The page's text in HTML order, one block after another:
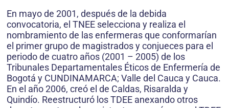
En mayo de 2001, después de la debida
convocatoria, el TNEE selecciona y realiza el
nombramiento de las enfermeras que conformarían
el primer grupo de magistrados y conjueces para el
periodo de cuatro años (2001 – 2005) de los
Tribunales Departamentales Éticos de Enfermería de
Bogotá y CUNDINAMARCA; Valle del Cauca y Cauca.
En el año 2006, creó el de Caldas, Risaralda y
Quindío. Re­estructuró los TDEE anexando otros